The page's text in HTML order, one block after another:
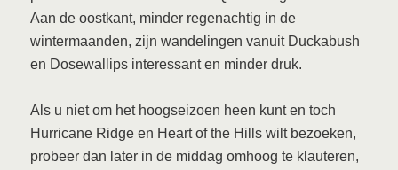
Aan de oostkant, minder regenachtig in de
wintermaanden, zijn wandelingen vanuit Duckabush
en Dosewallips interessant en minder druk.
Als u niet om het hoogseizoen heen kunt en toch
Hurricane Ridge en Heart of the Hills wilt bezoeken,
probeer dan later in de middag omhoog te klauteren,